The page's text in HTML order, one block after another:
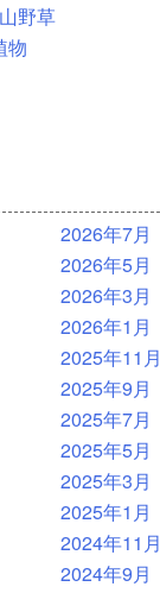
野草
物
2026年7月
2026年5月
2026年3月
2026年1月
2025年11月
2025年9月
2025年7月
2025年5月
2025年3月
2025年1月
2024年11月
2024年9月